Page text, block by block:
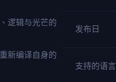
发布日
支持的语言
逻辑与光芒的
新编译自身的